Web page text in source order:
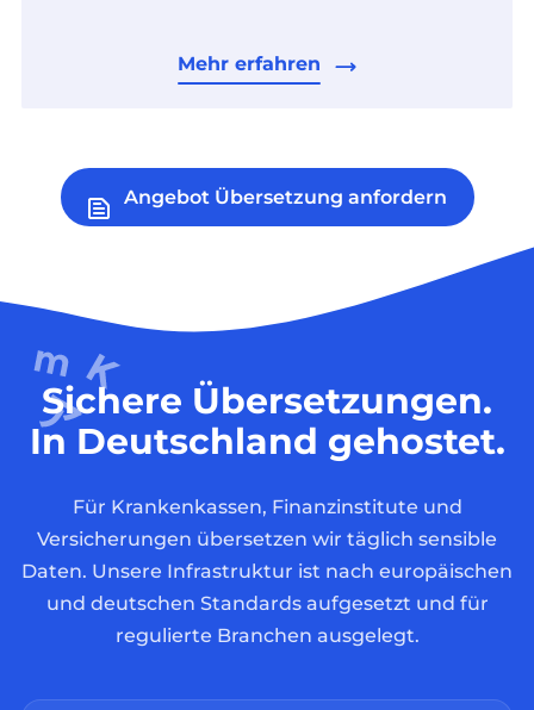
Mehr erfahren
Angebot Übersetzung anfordern
Sichere Übersetzungen.
In Deutschland gehostet.
Für Krankenkassen, Finanzinstitute und
Versicherungen übersetzen wir täglich sensible
Daten. Unsere Infrastruktur ist nach europäischen
und deutschen Standards aufgesetzt und für
regulierte Branchen ausgelegt.